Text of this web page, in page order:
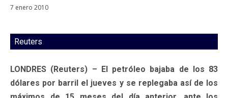
7 enero 2010
Reuters
LONDRES (Reuters) – El petróleo bajaba de los 83
dólares por barril el jueves y se replegaba así de los